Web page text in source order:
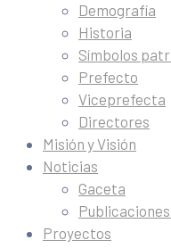
Demografía
Historia
Símbolos
Prefecto
Viceprefecta
Directores
Misión y Visión
Noticias
Gaceta
Proyectos